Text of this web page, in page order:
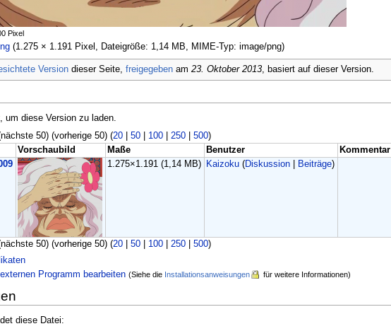
Pixel
‎ (1.275 × 1.191 Pixel, Dateigröße: 1,14 MB, MIME-Typ: image/png)
Version dieser Seite,freigegeben am23. Oktober 2013 , basiert auf dieser Version.
diese Version zu laden.
50) (vorherige 50) (20| 50| 100| 250| 500)
Vorschaubild Maße Benutzer
Kommentar
1.275×1.191(1,14 MB) Kaizoku (Diskussion Beiträge)
50) (vorherige 50) (20| 50| 100| 250| 500)
Programm bearbeiten (Siehe die Installationsanweisungen für weitere Informationen)
diese Datei: